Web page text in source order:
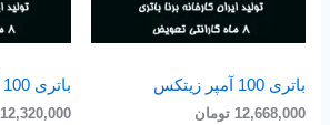
باتری 100 آمپر زیتکس
12,668,000 تومان
باتری 100 آمپر برنا
12,320,000